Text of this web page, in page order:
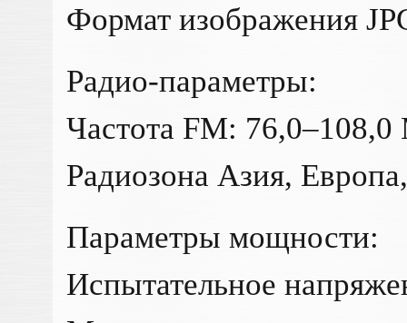
Формат изображения
Радио-параметры:
Частота FM:
Радиозона Азия,
Параметры мощности:
Испытательное